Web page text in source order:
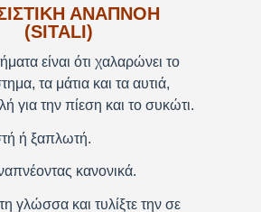
ΑΝΑΠΝΟΗ
(SITALI)
είναι ότι χαλαρώνει το
τα μάτια και τα αυτιά,
για την πίεση και το συκώτι.
ή ξαπλωτή.
κανονικά.
γλώσσα και τυλίξτε την σε